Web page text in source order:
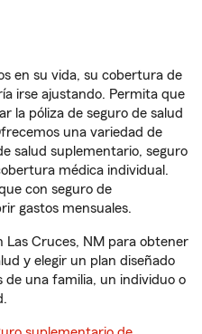
en su vida, su cobertura de
irse ajustando. Permita que
la póliza de seguro de salud
una variedad de
salud suplementario, seguro
médica individual.
con seguro de
gastos mensuales.
Las Cruces, NM para obtener
y elegir un plan diseñado
de una familia, un individuo o